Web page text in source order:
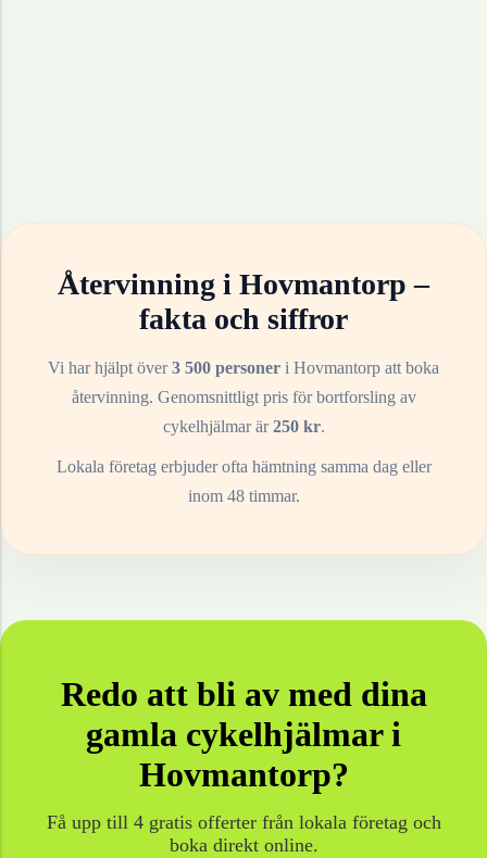
Återvinning i Hovmantorp –
fakta och siffror
Vi har hjälpt över3 500 personer i Hovmantorp att boka
återvinning. Genomsnittligt pris för bortforsling av
cykelhjälmarär250kr.
Lokala företag erbjuder ofta hämtning samma dag eller
inom 48 timmar.
Redo att bli av med dina
gamla cykelhjälmari
Hovmantorp?
Få upp till 4 gratis offerter från lokala företag och
boka direkt online.